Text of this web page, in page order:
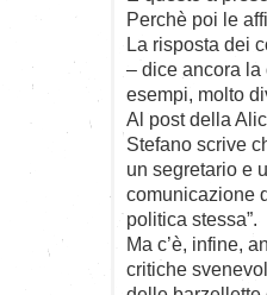
Perchè poi le
La risposta dei
– dice ancora la
esempi, molto
Al post della
Stefano scrive
un segretario e
comunicazione
politica stessa”.
Ma c’è, infine,
critiche